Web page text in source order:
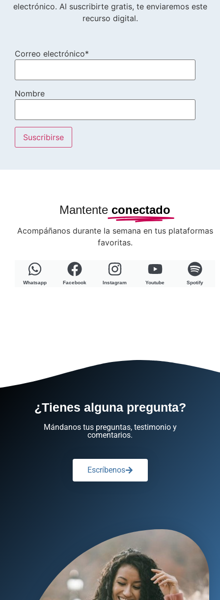
electrónico. Al suscribirte gratis, te enviaremos este
recurso digital.
Correo electrónico*
Nombre
Mantente conectado
Acompáñanos durante la semana en tus plataformas
favoritas.
Whatsapp Facebook Instagram Youtube Spotify
¿Tienes alguna pregunta?
Mándanos tus preguntas, testimonio y
comentarios.
Escríbenos